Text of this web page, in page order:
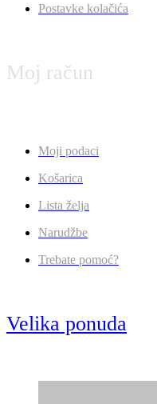
Postavke kolačića
Moj račun
Moji podaci
Košarica
Lista želja
Narudžbe
Trebate pomoć?
Velika ponuda